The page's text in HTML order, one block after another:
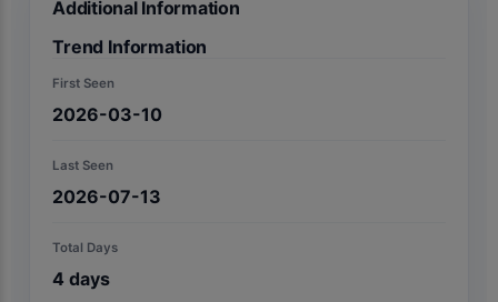
Additional Information
Trend Information
First Seen
2026-03-10
Last Seen
2026-07-13
Total Days
4 days